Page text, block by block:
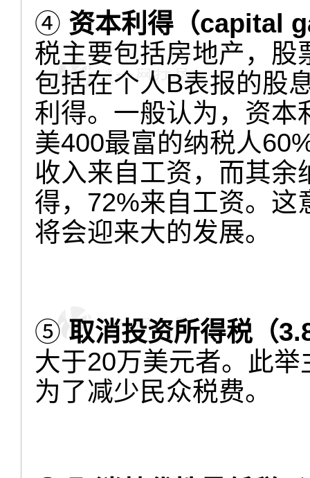
④ 资本利得（capital
税主要包括房地产，股
包括在个人B表报的股
利得。一般认为，资本
美400最富的纳税人
收入来自工资，而其
得，72%来自工资。这
将会迎来大的发展。
⑤ 取消投资所得税（
大于20万美元者。此
为了减少民众税费。